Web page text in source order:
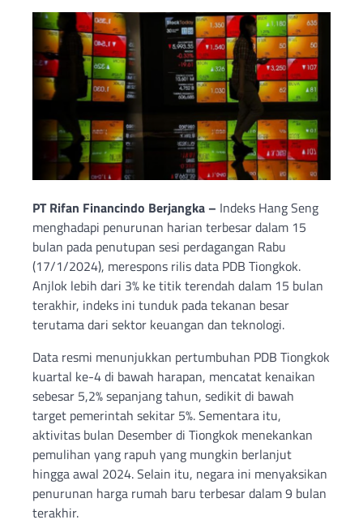
PT Rifan Financindo Berjangka – Indeks Hang Seng
menghadapi penurunan harian terbesar dalam 15
bulan pada penutupan sesi perdagangan Rabu
(17/1/2024), merespons rilis data PDB Tiongkok.
Anjlok lebih dari 3% ke titik terendah dalam 15 bulan
terakhir, indeks ini tunduk pada tekanan besar
terutama dari sektor keuangan dan teknologi.
Data resmi menunjukkan pertumbuhan PDB Tiongkok
kuartal ke-4 di bawah harapan, mencatat kenaikan
sebesar 5,2% sepanjang tahun, sedikit di bawah
target pemerintah sekitar 5%. Sementara itu,
aktivitas bulan Desember di Tiongkok menekankan
pemulihan yang rapuh yang mungkin berlanjut
hingga awal 2024. Selain itu, negara ini menyaksikan
penurunan harga rumah baru terbesar dalam 9 bulan
terakhir.